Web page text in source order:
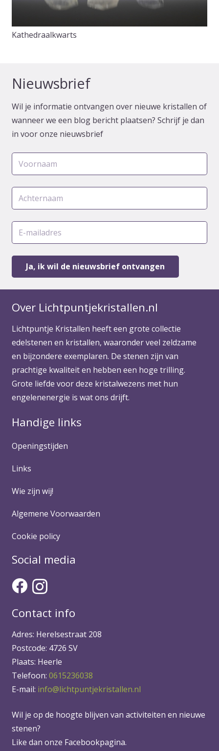
Kathedraalkwarts
Nieuwsbrief
Wil je informatie ontvangen over nieuwe kristallen of
wanneer we een blog bericht plaatsen? Schrijf je dan
in voor onze nieuwsbrief
Over Lichtpuntjekristallen.nl
Lichtpuntje Kristallen heeft een grote collectie
edelstenen en kristallen, waaronder veel zeldzame
en bijzondere exemplaren. De stenen zijn van
prachtige kwaliteit en hebben een hoge trilling.
Grote liefde voor deze kristalwezens met hun
engelenenergie is wat ons drijft.
Handige links
Openingstijden
Links
Wie zijn wij!
Algemene Voorwaarden
Cookie policy
Social media
Contact info
Adres: Herelsestraat 208
Postcode: 4726 SV
Plaats: Heerle
Telefoon: 0615236038
E-mail: info@lichtpuntjekristallen.nl
Wil je op de hoogte blijven van activiteiten en nieuwe
stenen?
Like dan onze Facebookpagina.